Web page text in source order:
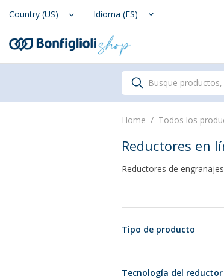
Country (US) Idioma (ES)
Busque
Home Todos los
Reductores en
Reductores de
Tipo de producto
Tecnología del reductor